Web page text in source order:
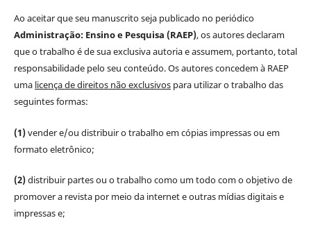
Ao aceitar que seu manuscrito seja publicado no periódico
Administração: Ensino e Pesquisa (RAEP), os autores declaram
que o trabalho é de sua exclusiva autoria e assumem, portanto, total
responsabilidade pelo seu conteúdo. Os autores concedem à RAEP
uma licença de direitos não exclusivospara utilizar o trabalho das
seguintes formas:
(1)vender e/ou distribuir o trabalho em cópias impressas ou em
formato eletrônico;
(2)distribuir partes ou o trabalho como um todo com o objetivo de
promover a revista por meio da internet e outras mídias digitais e
impressas e;